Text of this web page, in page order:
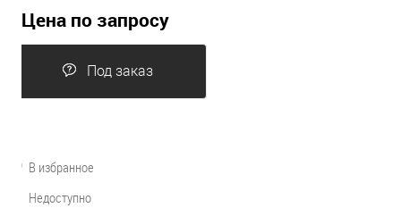
Цена по запросу
Под заказ
В избранное
Недоступно